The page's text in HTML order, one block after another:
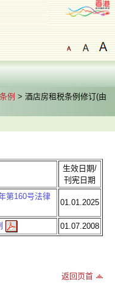
例 > 酒店房租税条例修订(由
生效日期/
刊宪日期
第160号法律
01.01.2025
01.07.2008
返回页首